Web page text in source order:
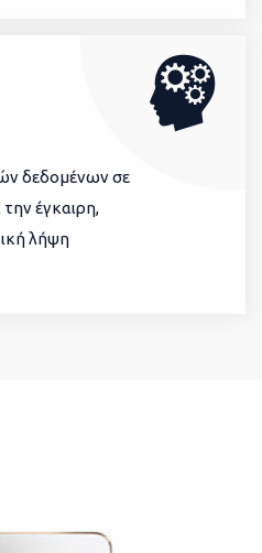
δεδομένων σε
έγκαιρη,
λήψη